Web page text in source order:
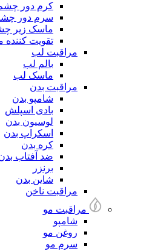
کرم دور
سرم دور
ماسک زیر
تقویت کننده
مراقبت لب
بالم لب
ماسک لب
مراقبت بدن
شامپو بدن
بادی اسپلش
لوسیون بدن
اسکراپ بدن
کره بدن
ضد آفتاب
برنزر
شاین بدن
مراقبت ناخن
مراقبت مو
شامپو
روغن مو
سرم مو